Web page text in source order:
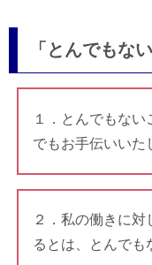
「とんでもな
１．とんでもな
でもお手伝いいた
２．私の働きに
るとは、とんでも